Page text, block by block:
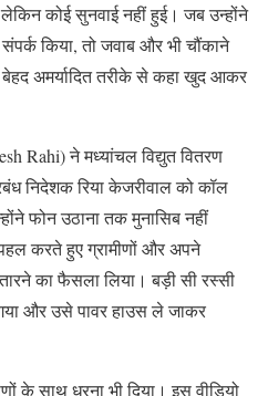
कोई सुनवाई नहीं हुई। जब उन्होंने
किया, तो जवाब और भी चौंकाने
अमर्यादित तरीके से कहा खुद आकर
Rahi) ने मध्यांचल विद्युत वितरण
निदेशक रिया केजरीवाल को कॉल
फोन उठाना तक मुनासिब नहीं
करते हुए ग्रामीणों और अपने
का फैसला लिया। बड़ी सी रस्सी
और उसे पावर हाउस ले जाकर
के साथ धरना भी दिया। इस वीडियो